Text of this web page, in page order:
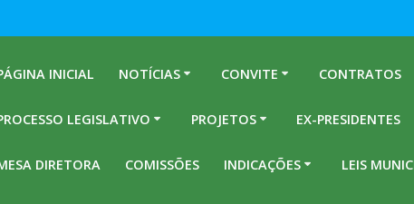
INICIAL NOTÍCIAS CONVITE CONTRATOS
LEGISLATIVO PROJETOS EX-PRESIDENTES
DIRETORA COMISSÕES INDICAÇÕES LEIS